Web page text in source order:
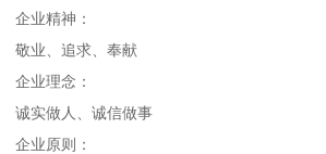
企业精神：
敬业、追求、奉献
企业理念：
诚实做人、诚信做事
企业原则：